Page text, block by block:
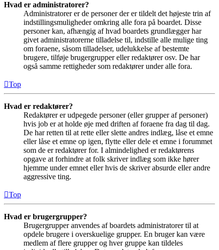
Hvad er administratorer?
Administratorer er de personer der er tildelt det højeste trin af
indstillingsmuligheder omkring alle fora på boardet. Disse
personer kan, afhængig af hvad boardets grundlægger har
givet administratorerne tilladelse til, indstille alle mulige ting
om foraene, såsom tilladelser, udelukkelse af bestemte
brugere, tilføje brugergrupper eller redaktører osv. De har
også samme rettigheder som redaktører under alle fora.
Top
Hvad er redaktører?
Redaktører er udpegede personer (eller grupper af personer)
hvis job er at holde øje med driften af foraene fra dag til dag.
De har retten til at rette eller slette andres indlæg, låse et emne
eller låse et emne op igen, flytte eller dele et emne i forummet
som de er redaktører for. I almindelighed er redaktørens
opgave at forhindre at folk skriver indlæg som ikke hører
hjemme under emnet eller hvis de skriver absurde eller andre
aggressive ting.
Top
Hvad er brugergrupper?
Brugergrupper anvendes af boardets administratorer til at
opdele brugere i overskuelige grupper. En bruger kan være
medlem af flere grupper og hver gruppe kan tildeles